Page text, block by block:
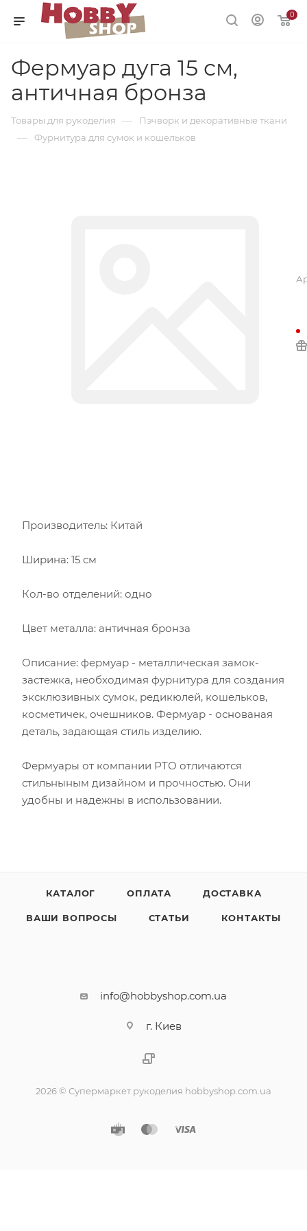
0
Фермуар дуга 15 см,
античная бронза
Товары для рукоделия — Пэчворк и декоративные ткани
— Фурнитура для сумок и кошельков
Производитель: Китай
Ширина: 15 см
Кол-во отделений: одно
Цвет металла: античная бронза
Описание: фермуар - металлическая замок-
застежка, необходимая фурнитура для создания
эксклюзивных сумок, редикюлей, кошельков,
косметичек, очешников. Фермуар - основаная
деталь, задающая стиль изделию.
Фермуары от компании РТО отличаются
стильныным дизайном и прочностью. Они
удобны и надежны в использовании.
КАТАЛОГ ОПЛАТА ДОСТАВКА
ВАШИ ВОПРОСЫ СТАТЬИ КОНТАКТЫ
info@hobbyshop.com.ua
г. Киев
2026 © Супермаркет рукоделия hobbyshop.com.ua